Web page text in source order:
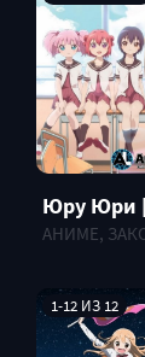
1-12 ИЗ 12